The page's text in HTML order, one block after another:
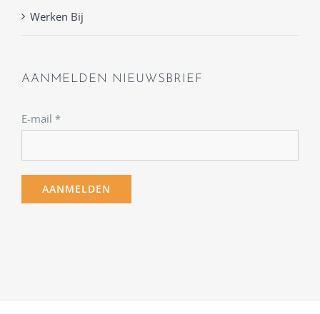
Werken Bij
AANMELDEN NIEUWSBRIEF
E-mail *